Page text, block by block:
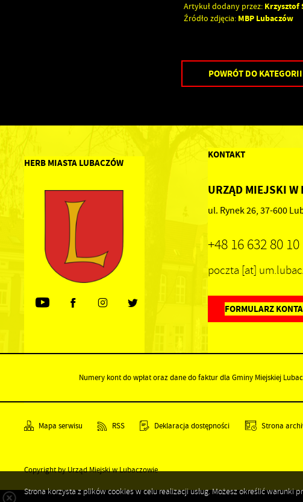
Artykuł dodany przez: Krzysztof
Źródło zdjęcia: MBP Lubaczów
POWRÓT DO KATEGORII
HERB MIASTA LUBACZÓW
KONTAKT
URZĄD MIEJSKI W
ul. Rynek 26, 37-600
+48 16 632 80 10
poczta [at]
FORMULARZ
Numery kont do wpłat oraz dane do faktur dla Gminy Miejskiej
Mapa serwisu RSS Deklaracja dostępności Strona
Copyright by Urząd Miejski w Lubaczowie
Strona korzysta z plików cookies w celu realizacji usług. Możesz określić